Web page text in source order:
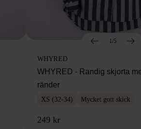
1/5
WHYRED
WHYRED - Randig skjorta
ränder
XS (32-34) Mycket gott skick
249 kr